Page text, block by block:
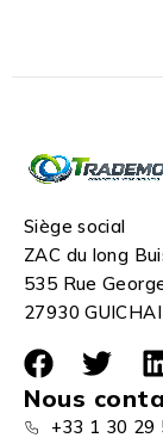
Siège social
ZAC du long
535 Rue
27930
Nous
+33 1 30 29